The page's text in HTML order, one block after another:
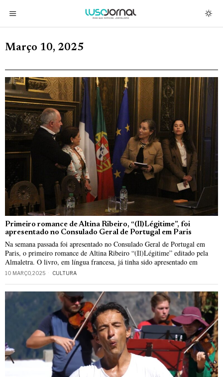
Março 10, 2025
Primeiro romance de Altina Ribeiro, “(Il)Légitime”, foi
apresentado no Consulado Geral de Portugal em Paris
Na semana passada foi apresentado no Consulado Geral de Portugal em
Paris, o primeiro romance de Altina Ribeiro “(Il)Légitime” editado pela
Almaletra. O livro, em língua francesa, já tinha sido apresentado em
10 MARÇO, 2025 CULTURA